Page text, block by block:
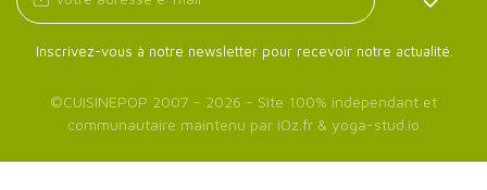
Inscrivez-vous à notre newsletter pour recevoir notre actualité.
©CUISINEPOP 2007 - 2026 - Site 100% indépendant et
communautaire maintenu par iOz.fr & yoga-stud.io